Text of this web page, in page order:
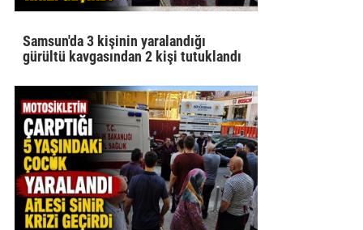
Samsun'da 3 kişinin yaralandığı
gürültü kavgasından 2 kişi tutuklandı